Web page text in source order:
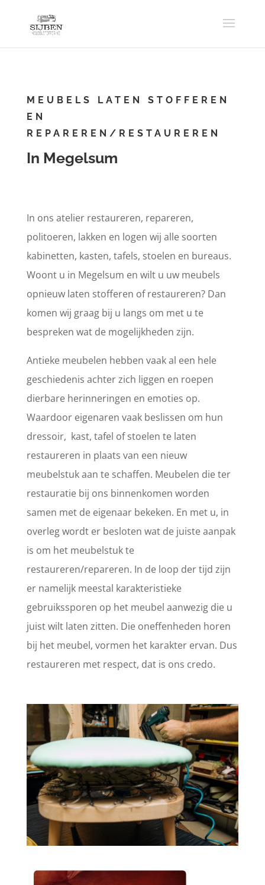
MEUBELS LATEN STOFFEREN
EN
REPAREREN/RESTAUREREN
In Megelsum
In ons atelier restaureren, repareren,
politoeren, lakken en logen wij alle soorten
kabinetten, kasten, tafels, stoelen en bureaus.
Woont u in Megelsum en wilt u uw meubels
opnieuw laten stofferen of restaureren? Dan
komen wij graag bij u langs om met u te
bespreken wat de mogelijkheden zijn.
Antieke meubelen hebben vaak al een hele
geschiedenis achter zich liggen en roepen
dierbare herinneringen en emoties op.
Waardoor eigenaren vaak beslissen om hun
dressoir, kast, tafel of stoelen te laten
restaureren in plaats van een nieuw
meubelstuk aan te schaffen. Meubelen die ter
restauratie bij ons binnenkomen worden
samen met de eigenaar bekeken. En met u, in
overleg wordt er besloten wat de juiste aanpak
is om het meubelstuk te
restaureren/repareren. In de loop der tijd zijn
er namelijk meestal karakteristieke
gebruikssporen op het meubel aanwezig die u
juist wilt laten zitten. Die oneffenheden horen
bij het meubel, vormen het karakter ervan. Dus
restaureren met respect, dat is ons credo.